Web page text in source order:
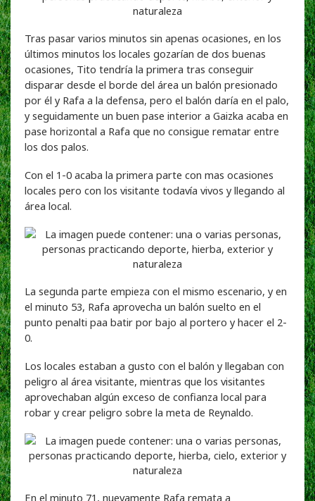
Tras pasar varios minutos sin apenas ocasiones, en los
últimos minutos los locales gozarían de dos buenas
ocasiones, Tito tendría la primera tras conseguir
disparar desde el borde del área un balón presionado
por él y Rafa a la defensa, pero el balón daría en el palo,
y seguidamente un buen pase interior a Gaizka acaba en
pase horizontal a Rafa que no consigue rematar entre
los dos palos.
Con el 1-0 acaba la primera parte con mas ocasiones
locales pero con los visitante todavía vivos y llegando al
área local.
La segunda parte empieza con el mismo escenario, y en
el minuto 53, Rafa aprovecha un balón suelto en el
punto penalti paa batir por bajo al portero y hacer el 2-
0.
Los locales estaban a gusto con el balón y llegaban con
peligro al área visitante, mientras que los visitantes
aprovechaban algún exceso de confianza local para
robar y crear peligro sobre la meta de Reynaldo.
En el minuto 71, nuevamente Rafa remata a